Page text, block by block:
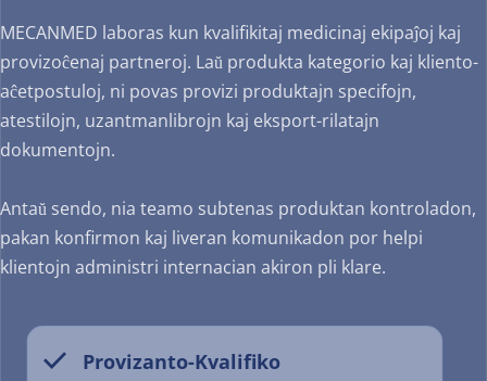
MECANMED laboras kun kvalifikitaj medicinaj ekipaĵoj kaj
provizoĉenaj partneroj. Laŭ produkta kategorio kaj kliento-
aĉetpostuloj, ni povas provizi produktajn specifojn,
atestilojn, uzantmanlibrojn kaj eksport-rilatajn
dokumentojn.
Antaŭ sendo, nia teamo subtenas produktan kontroladon,
pakan konfirmon kaj liveran komunikadon por helpi
klientojn administri internacian akiron pli klare.
 Provizanto-Kvalifiko